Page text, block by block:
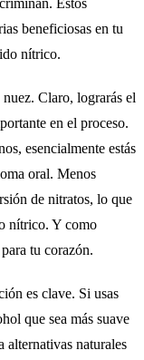
beneficiosas en tu
nítrico.
Claro, lograrás el
en el proceso.
esencialmente estás
oral. Menos
de nitratos, lo que
nítrico. Y como
tu corazón.
es clave. Si usas
que sea más suave
alternativas naturales